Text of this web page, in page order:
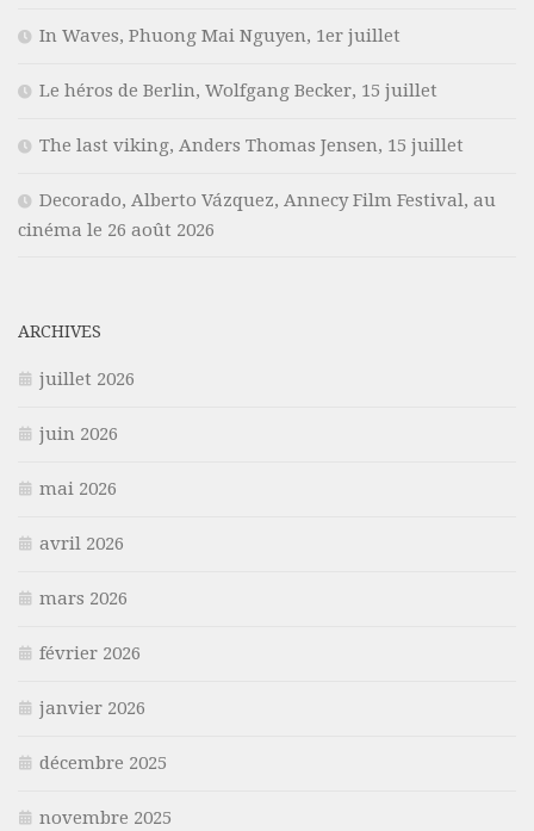
In Waves, Phuong Mai Nguyen, 1er juillet
Le héros de Berlin, Wolfgang Becker, 15 juillet
The last viking, Anders Thomas Jensen, 15 juillet
Decorado, Alberto Vázquez, Annecy Film Festival, au
cinéma le 26 août 2026
ARCHIVES
juillet 2026
juin 2026
mai 2026
avril 2026
mars 2026
février 2026
janvier 2026
décembre 2025
novembre 2025